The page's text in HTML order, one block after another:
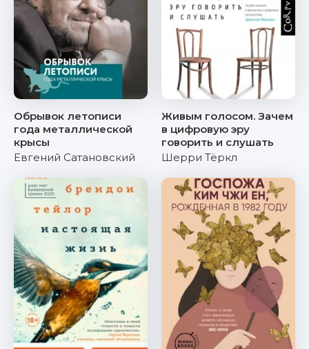
Обрывок летописи
года металлической
крысы
Евгений Сатановский
Живым голосом. Зачем
в цифровую эру
говорить и слушать
Шерри Тёркл